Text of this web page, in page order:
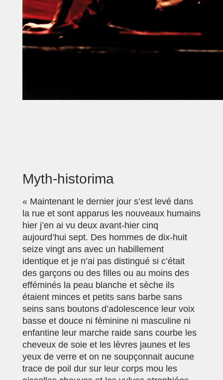
Myth-historima
« Maintenant le dernier jour s’est levé dans
la rue et sont apparus les nouveaux humains
hier j’en ai vu deux avant-hier cinq
aujourd’hui sept. Des hommes de dix-huit
seize vingt ans avec un habillement
identique et je n’ai pas distingué si c’était
des garçons ou des filles ou au moins des
efféminés la peau blanche et sèche ils
étaient minces et petits sans barbe sans
seins sans boutons d’adolescence leur voix
basse et douce ni féminine ni masculine ni
enfantine leur marche raide sans courbe les
cheveux de soie et les lèvres jaunes et les
yeux de verre et on ne soupçonnait aucune
trace de poil dur sur leur corps mou les